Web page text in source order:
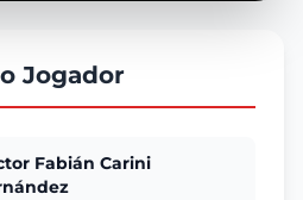
Jogador
Fabián Carini